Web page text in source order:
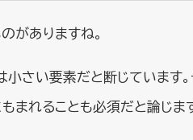
がありますね。
さい要素だと断じています。
まれることも必須だと論じま